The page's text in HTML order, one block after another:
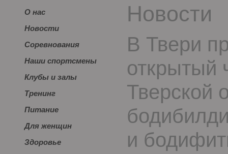
О нас
Новости
Соревнования
Наши спортсмены
Клубы и залы
Тренинг
Питание
Для женщин
Здоровье
Новости
В Твери
открытый
Тверской
и